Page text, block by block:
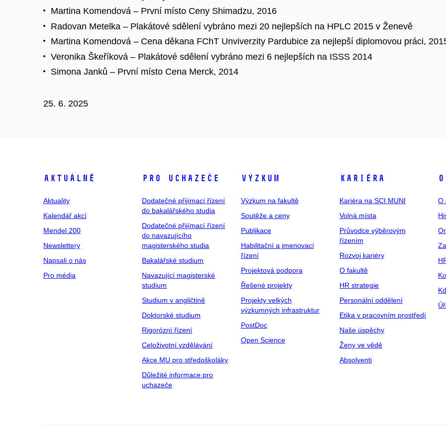
Martina Komendová – První místo Ceny Shimadzu, 2016
Radovan Metelka – Plakátové sdělení vybráno mezi 20 nejlepších na HPLC 2015 v Ženevě
Martina Komendová – Cena děkana FChT Unviverzity Pardubice za nejlepší diplomovou práci,
Veronika Škeříková – Plakátové sdělení vybráno mezi 6 nejlepších na ISSS 2014
Simona Janků – První místo Cena Merck, 2014
25. 6. 2025
Aktuálně
Aktuality
Kalendář akcí
Mendel 200
Newslettery
Napsali o nás
Pro média
Pro uchazeče
Dodatečné přijímací řízení
do bakalářského studia
Dodatečné přijímací řízení
do navazujícího
magisterského studia
Bakalářské studium
Navazující magisterské
studium
Studium v angličtině
Doktorské studium
Rigorózní řízení
Celoživotní vzdělávání
Akce MU pro středoškoláky
Důležité informace pro
uchazeče
Výzkum
Výzkum na fakultě
Soutěže a ceny
Publikace
Habilitační a jmenovací
řízení
Projektová podpora
Řešené projekty
Projekty velkých
výzkumných infrastruktur
PostDoc
Open Science
Kariéra
Kariéra na SCI MUNI
Volná místa
Průvodce výběrovým
řízením
Rozvoj kariéry
O fakultě
HR strategie
Personální oddělení
Etika v pracovním prostředí
Naše úspěchy
Ženy ve vědě
Absolventi
O